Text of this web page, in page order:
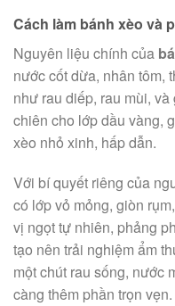
Cách làm bánh xèo và
Nguyên liệu chính của
nước cốt dừa, nhân tôm,
như rau diếp, rau mùi,
chiên cho lớp dầu vàng,
xèo nhỏ xinh, hấp dẫn.
Với bí quyết riêng của
có lớp vỏ mỏng, giòn
vị ngọt tự nhiên, phảng
tạo nên trải nghiệm ẩm
một chút rau sống, nước
càng thêm phần trọn vẹn.